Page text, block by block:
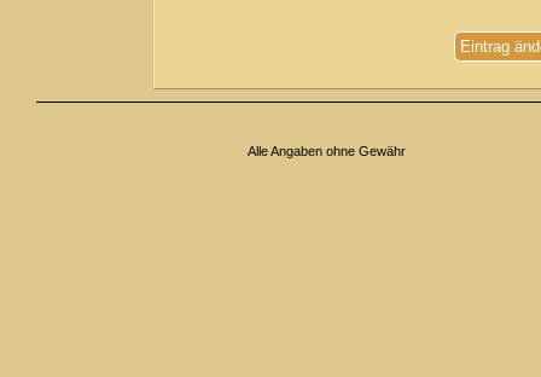
Eintrag
Alle Angaben ohne Gewähr